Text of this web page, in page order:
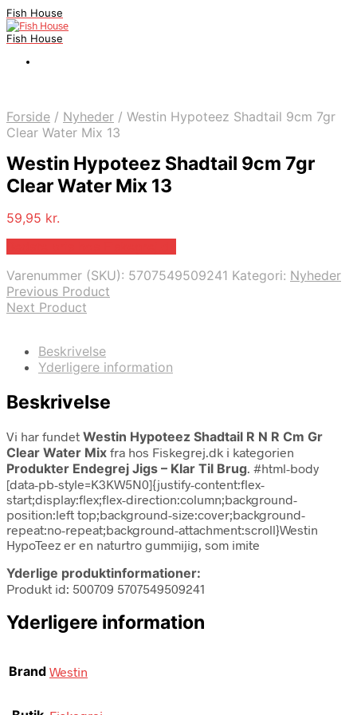
Fish House
Fish House
Forside / Nyheder / Westin Hypoteez Shadtail 9cm 7gr
Clear Water Mix 13
Westin Hypoteez Shadtail 9cm 7gr
Clear Water Mix 13
59,95 kr.
Varenummer (SKU): 5707549509241 Kategori: Nyheder
Previous Product
Next Product
Beskrivelse
Yderligere information
Beskrivelse
Vi har fundet Westin Hypoteez Shadtail R N R Cm Gr
Clear Water Mix fra hos Fiskegrej.dk i kategorien
Produkter Endegrej Jigs – Klar Til Brug. #html-body
[data-pb-style=K3KW5N0]{justify-content:flex-
start;display:flex;flex-direction:column;background-
position:left top;background-size:cover;background-
repeat:no-repeat;background-attachment:scroll}Westin
HypoTeez er en naturtro gummijig, som imite
Yderlige produktinformationer:
Produkt id: 500709 5707549509241
Yderligere information
Brand Westin